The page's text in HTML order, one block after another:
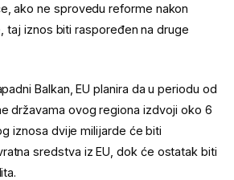
ako ne sprovedu reforme nakon
taj iznos biti raspoređen na druge
Balkan, EU planira da u periodu od
državama ovog regiona izdvoji oko 6
iznosa dvije milijarde će biti
sredstva iz EU, dok će ostatak biti